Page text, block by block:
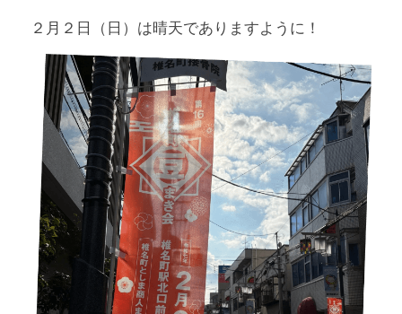
２月２日（日）は晴天でありますように！